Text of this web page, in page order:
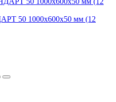
50 1000x600x50 мм (12